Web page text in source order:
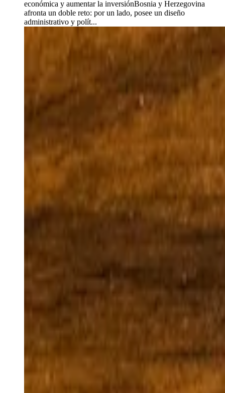
económica y aumentar la inversiónBosnia y Herzegovina
afronta un doble reto: por un lado, posee un diseño
administrativo y polít...